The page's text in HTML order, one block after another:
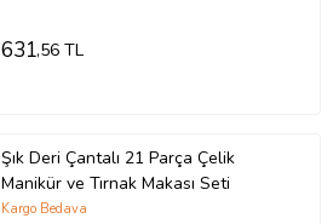
631,56 TL
Şık Deri Çantalı 21 Parça Çelik
Manikür ve Tırnak Makası Seti
Kargo Bedava